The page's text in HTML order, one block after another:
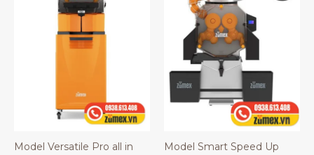
Model Versatile Pro all in
Model Smart Speed Up